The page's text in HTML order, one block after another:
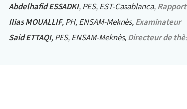
Abdelhafid ESSADKI, PES, EST-Casablanca,
Ilias MOUALLIF, PH, ENSAM-Meknès,Examinateur
Said ETTAQI, PES, ENSAM-Meknès,Directeur de